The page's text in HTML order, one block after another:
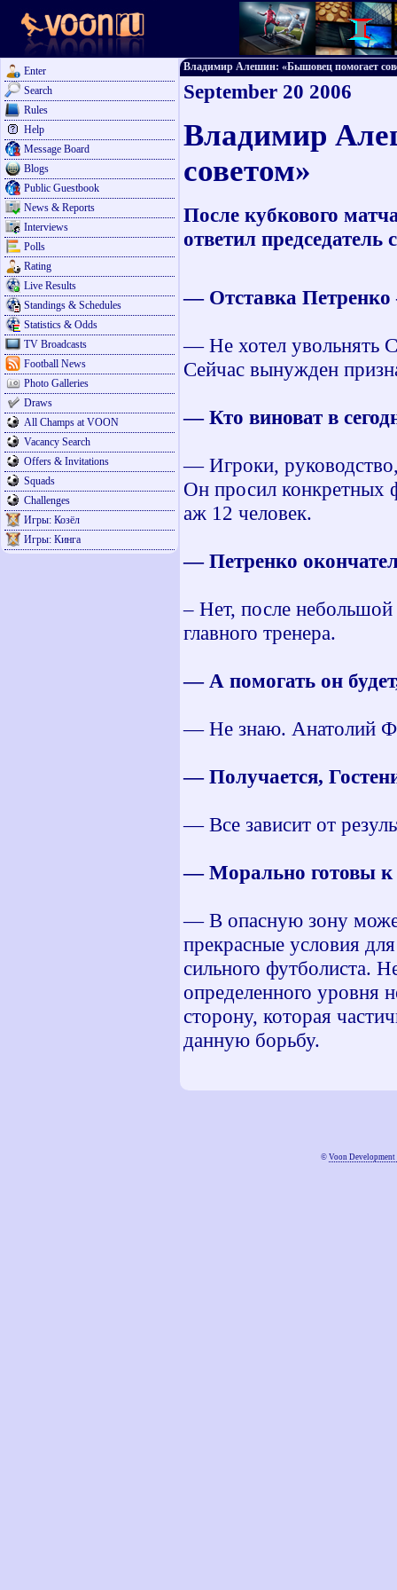
Enter
Search
Rules
Help
Message Board
Blogs
Public Guestbook
News & Reports
Interviews
Polls
Rating
Live Results
Standings & Schedules
Statistics & Odds
TV Broadcasts
Football News
Photo Galleries
Draws
All Champs at VOON
Vacancy Search
Offers & Invitations
Squads
Challenges
Игры: Козёл
Игры: Кинга
Владимир Алешин: «Бышовец помогает
September 20 2006
Владимир
советом»
После кубкового
ответил
— Отставка Петренко
— Не хотел увольнять
Сейчас вынужден
— Кто виноват в
— Игроки,
Он просил конкретных
аж 12 человек.
— Петренко
– Нет, после
главного тренера.
— А помогать он
— Не знаю. Анатолий
— Получается,
— Все зависит от
— Морально готовы к
— В опасную зону
прекрасные условия
сильного футболиста.
определенного уровня
сторону, которая
данную борьбу.
© Voon Development